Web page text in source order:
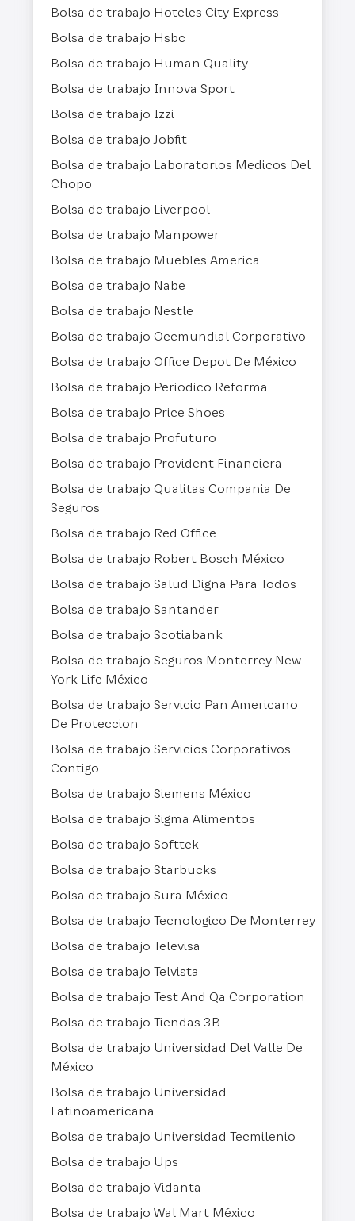
Bolsa de trabajo Hoteles City Express
Bolsa de trabajo Hsbc
Bolsa de trabajo Human Quality
Bolsa de trabajo Innova Sport
Bolsa de trabajo Izzi
Bolsa de trabajo Jobfit
Bolsa de trabajo Laboratorios Medicos Del
Chopo
Bolsa de trabajo Liverpool
Bolsa de trabajo Manpower
Bolsa de trabajo Muebles America
Bolsa de trabajo Nabe
Bolsa de trabajo Nestle
Bolsa de trabajo Occmundial Corporativo
Bolsa de trabajo Office Depot De México
Bolsa de trabajo Periodico Reforma
Bolsa de trabajo Price Shoes
Bolsa de trabajo Profuturo
Bolsa de trabajo Provident Financiera
Bolsa de trabajo Qualitas Compania De
Seguros
Bolsa de trabajo Red Office
Bolsa de trabajo Robert Bosch México
Bolsa de trabajo Salud Digna Para Todos
Bolsa de trabajo Santander
Bolsa de trabajo Scotiabank
Bolsa de trabajo Seguros Monterrey New
York Life México
Bolsa de trabajo Servicio Pan Americano
De Proteccion
Bolsa de trabajo Servicios Corporativos
Contigo
Bolsa de trabajo Siemens México
Bolsa de trabajo Sigma Alimentos
Bolsa de trabajo Softtek
Bolsa de trabajo Starbucks
Bolsa de trabajo Sura México
Bolsa de trabajo Tecnologico De Monterrey
Bolsa de trabajo Televisa
Bolsa de trabajo Telvista
Bolsa de trabajo Test And Qa Corporation
Bolsa de trabajo Tiendas 3B
Bolsa de trabajo Universidad Del Valle De
México
Bolsa de trabajo Universidad
Latinoamericana
Bolsa de trabajo Universidad Tecmilenio
Bolsa de trabajo Ups
Bolsa de trabajo Vidanta
Bolsa de trabajo Wal Mart México